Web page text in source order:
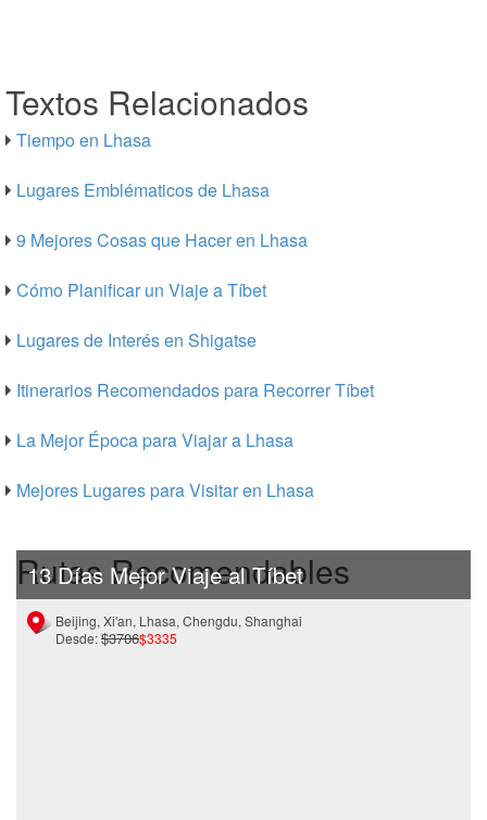
Textos Relacionados
Tiempo en Lhasa
Lugares Emblématicos de Lhasa
9 Mejores Cosas que Hacer en Lhasa
Cómo Planificar un Viaje a Tíbet
Lugares de Interés en Shigatse
Itinerarios Recomendados para Recorrer Tíbet
La Mejor Época para Viajar a Lhasa
Mejores Lugares para Visitar en Lhasa
Rutas Recomendables
13 Días Mejor Viaje al Tíbet
Beijing, Xi'an, Lhasa, Chengdu, Shanghai
Desde:$3706$3335